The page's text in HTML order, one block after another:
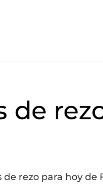
de
de rezo para hoy